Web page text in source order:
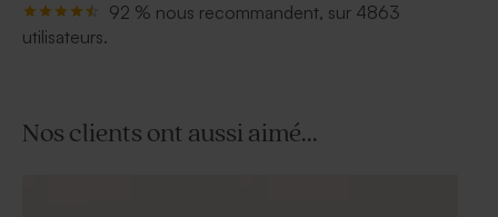
92 % nous recommandent, sur 4863
utilisateurs.
Nos clients ont aussi aimé...